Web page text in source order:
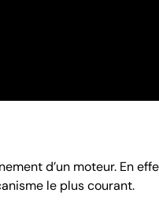
d’un moteur. En
le plus courant.